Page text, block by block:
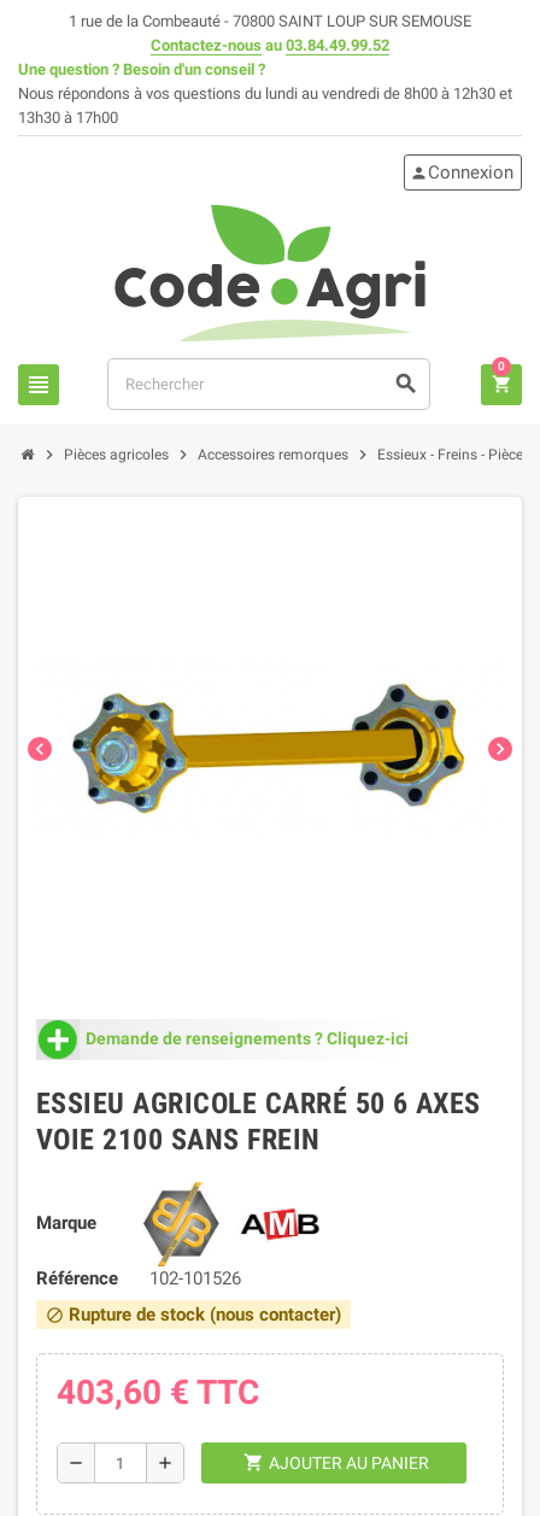
1 rue de la Combeauté - 70800 SAINT LOUP SUR SEMOUSE
Contactez-nous au 03.84.49.99.52
Une question ? Besoin d'un conseil ?
Nous répondons à vos questions du lundi au vendredi de 8h00 à 12h30 et
13h30 à 17h00
view_headline search
person Connexion
shopping_cart
0
chevron_right Pièces agricoles chevron_right Accessoires remorques chevron_right Essieux - Freins - Pièces
chevron_left chevron_right
Demande de renseignements ? Cliquez-ici
ESSIEU AGRICOLE CARRÉ 50 6 AXES
VOIE 2100 SANS FREIN
Marque
Référence 102-101526
block Rupture de stock (nous contacter)
403,60 € TTC
remove add shopping_cart AJOUTER AU PANIER